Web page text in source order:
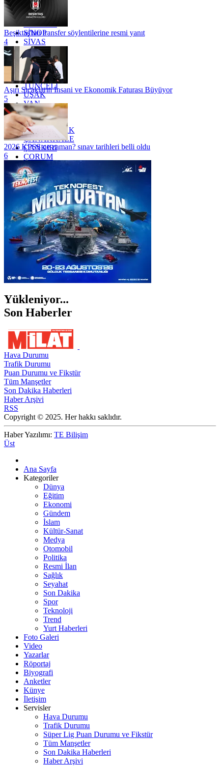
RİZE
SAKARYA
SİNOP
SİVAS
SİİRT
TEKİRDAĞ
TOKAT
TRABZON
TUNCELİ
UŞAK
VAN
YALOVA
YOZGAT
ZONGULDAK
ÇANAKKALE
ÇANKIRI
ÇORUM
İSTANBUL
İZMİR
ŞANLIURFA
ŞIRNAK
Beşiktaş'tan transfer söylentilerine resmi yanıt
4
Aşırı Sıcakların İnsani ve Ekonomik Faturası Büyüyor
5
2026 KPSS ne zaman? sınav tarihleri belli oldu
6
Yükleniyor...
Son Haberler
Hava Durumu
Trafik Durumu
Puan Durumu ve Fikstür
Tüm Manşetler
Son Dakika Haberleri
Haber Arşivi
RSS
Copyright © 2025. Her hakkı saklıdır.
Haber Yazılımı: TE Bilişim
Üst
Ana Sayfa
Kategoriler
Dünya
Eğitim
Ekonomi
Gündem
İslam
Kültür-Sanat
Medya
Otomobil
Politika
Resmi İlan
Sağlık
Seyahat
Son Dakika
Spor
Teknoloji
Trend
Yurt Haberleri
Foto Galeri
Video
Yazarlar
Röportaj
Biyografi
Anketler
Künye
İletişim
Servisler
Hava Durumu
Trafik Durumu
Süper Lig Puan Durumu ve Fikstür
Tüm Manşetler
Son Dakika Haberleri
Haber Arşivi